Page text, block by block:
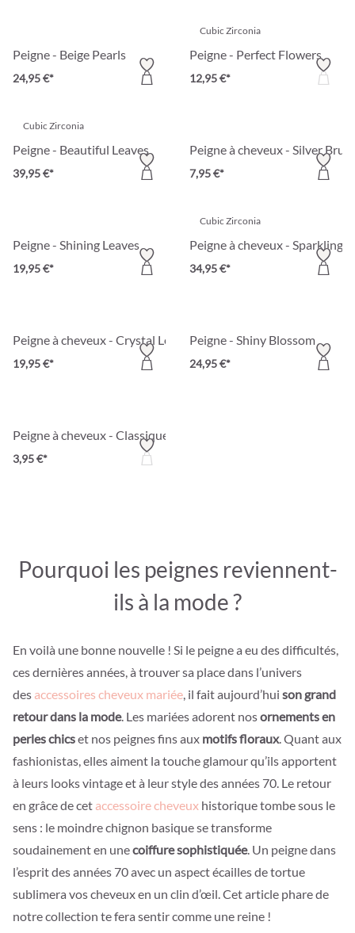
Peigne - Beige Pearls
24,95 €*
Cubic Zirconia
Peigne - Perfect Flowers
12,95 €*
Cubic Zirconia
Peigne - Beautiful Leaves
39,95 €*
Peigne à cheveux - Silver
7,95 €*
Peigne - Shining Leaves
19,95 €*
Cubic Zirconia
Peigne à cheveux - Sparkling
34,95 €*
Peigne à cheveux - Crystal Leaves
19,95 €*
Peigne - Shiny Blossom
24,95 €*
Peigne à cheveux - Classique
3,95 €*
Pourquoi les peignes reviennent-
ils à la mode ?
En voilà une bonne nouvelle ! Si le peigne a eu des difficultés,
ces dernières années, à trouver sa place dans l’univers
des accessoires cheveux mariée, il fait aujourd’hui son grand
retour dans la mode. Les mariées adorent nosornements en
perles chicset nos peignes fins aux motifs floraux. Quant aux
fashionistas, elles aiment la touche glamour qu’ils apportent
à leurs looks vintage et à leur style des années 70. Le retour
en grâce de cet accessoire cheveux historique tombe sous le
sens : le moindre chignon basique se transforme
soudainement en unecoiffure sophistiquée. Un peigne dans
l’esprit des années 70 avec un aspect écailles de tortue
sublimera vos cheveux en un clin d’œil. Cet article phare de
notre collection te fera sentir comme une reine !